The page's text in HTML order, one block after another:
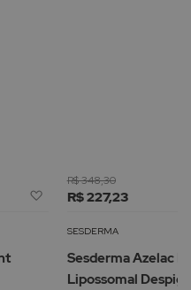
Adicionar
Lista
Desejos
R$ 227,23
R$ 348,30
SESDERMA
Sesderma Azelac
Lipossomal